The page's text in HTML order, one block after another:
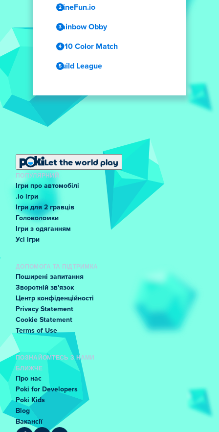
MineFun.io
Rainbow Obby
1010 Color Match
Build League
Let the world play
ПОПУЛЯРНИЙ
Ігри про автомобілі
.io ігри
Ігри для 2 гравців
Головоломки
Ігри з одяганням
Усі ігри
ДОПОМОГА ТА ПІДТРИМКА
Поширені запитання
Зворотній зв'язок
Центр конфіденційності
Privacy Statement
Cookie Statement
Terms of Use
ПОЗНАЙОМТЕСЬ З НАМИ
БЛИЖЧЕ
Про нас
Poki for Developers
Poki Kids
Blog
Вакансії